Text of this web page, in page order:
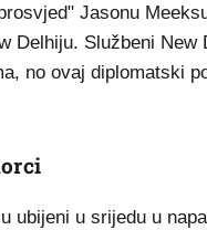
Jasonu
Delhiju. Službeni
no ovaj diplomatski
ubijeni u srijedu u